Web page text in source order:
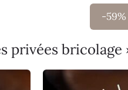
-
privées bricolage